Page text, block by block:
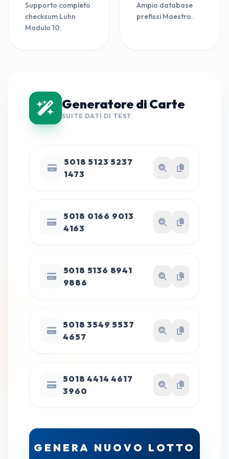
Supporto completo
checksum Luhn
Modulo 10.
Ampio database
prefissi Maestro.
Generatore di Carte
SUITE DATI DI TEST
5018 5123 5237
1473
5018 0166 9013
4163
5018 5136 8941
9886
5018 3549 5537
4657
5018 4414 4617
3960
GENERA NUOVO LOTTO